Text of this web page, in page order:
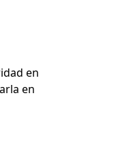
en
en